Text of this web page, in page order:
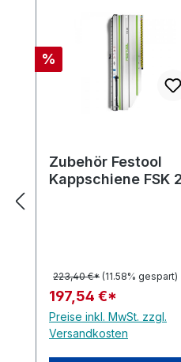
Rabatt
%
Zubehör Festool
Kappschiene FSK
223,40 €* (11.58% gespart)
197,54 €*
Preise inkl. MwSt. zzgl.
Versandkosten